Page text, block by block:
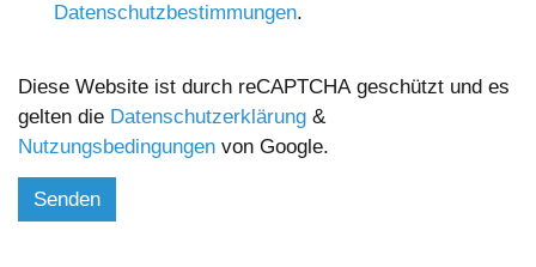
Datenschutzbestimmungen.
Diese Website ist durch reCAPTCHA geschützt und es
gelten die Datenschutzerklärung &
Nutzungsbedingungen von Google.